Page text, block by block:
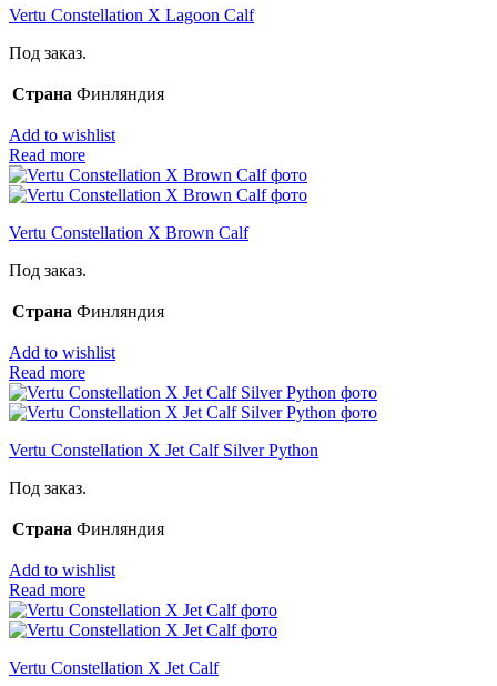
Vertu Constellation X Lagoon Calf
Под заказ.
Страна Финляндия
Add to wishlist
Read more
Vertu Constellation X Brown Calf
Под заказ.
Страна Финляндия
Add to wishlist
Read more
Vertu Constellation X Jet Calf Silver Python
Под заказ.
Страна Финляндия
Add to wishlist
Read more
Vertu Constellation X Jet Calf